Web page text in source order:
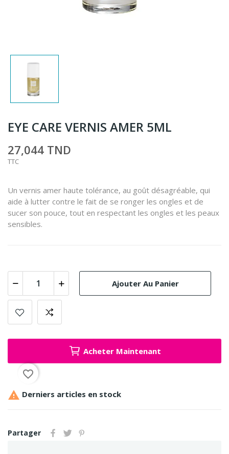
EYE CARE VERNIS AMER 5ML
27,044 TND
TTC
Un vernis amer haute tolérance, au goût désagréable, qui
aide à lutter contre le fait de se ronger les ongles et de
sucer son pouce, tout en respectant les ongles et les peaux
sensibles.
Ajouter Au Panier
Acheter Maintenant
favorite_border
 Derniers articles en stock
Partager